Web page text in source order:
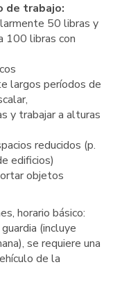
de trabajo:
50 libras y
100 libras con
largos períodos de
y trabajar a alturas
reducidos (p.
edificios)
objetos
horario básico:
(incluye
se requiere una
de la